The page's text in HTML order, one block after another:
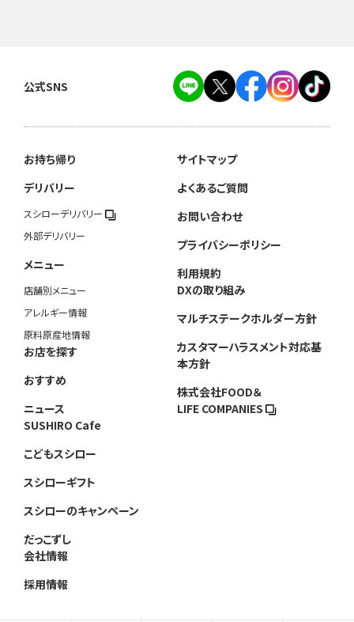
公式SNS
お持ち帰り
デリバリー
スシローデリバリー
外部デリバリー
メニュー
店舗別メニュー
アレルギー情報
原料原産地情報
お店を探す
おすすめ
ニュース
SUSHIRO Cafe
こどもスシロー
スシローギフト
スシローのキャンペーン
だっこずし
会社情報
採用情報
サイトマップ
よくあるご質問
お問い合わせ
プライバシーポリシー
利用規約
DXの取り組み
マルチステークホルダー方針
カスタマーハラスメント対応基
本方針
株式会社FOOD＆
LIFE COMPANIES